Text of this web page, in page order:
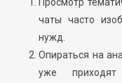
чаты часто
нужд.
Опираться на
уже приходят